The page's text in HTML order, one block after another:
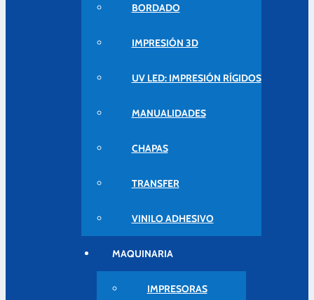
BORDADO
IMPRESIÓN 3D
UV LED: IMPRESIÓN RÍGIDOS
MANUALIDADES
CHAPAS
TRANSFER
VINILO ADHESIVO
MAQUINARIA
IMPRESORAS